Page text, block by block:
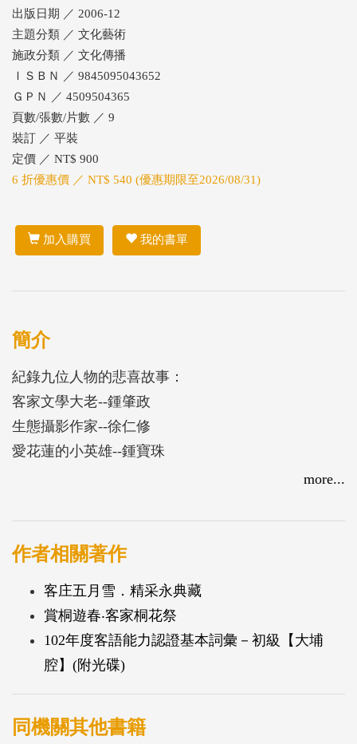
出版日期 ／ 2006-12
主題分類 ／ 文化藝術
施政分類 ／ 文化傳播
ＩＳＢＮ ／ 9845095043652
ＧＰＮ ／ 4509504365
頁數/張數/片數 ／ 9
裝訂 ／ 平裝
定價 ／ NT$ 900
6 折優惠價 ／ NT$ 540 (優惠期限至2026/08/31)
加入購買 我的書單
簡介
紀錄九位人物的悲喜故事：
客家文學大老--鍾肇政
生態攝影作家--徐仁修
愛花蓮的小英雄--鍾寶珠
藝術木雕家--曾淑珠
堅持傳統的攝影師--葉裁
客家音樂創作人--林生祥
more...
作者相關著作
客庄五月雪．精采永典藏
賞桐遊春‧客家桐花祭
102年度客語能力認證基本詞彙－初級【大埔
腔】(附光碟)
同機關其他書籍